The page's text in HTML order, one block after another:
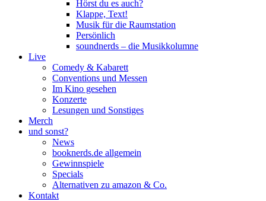
Hörst du es auch?
Klappe, Text!
Musik für die Raumstation
Persönlich
soundnerds – die Musikkolumne
Live
Comedy & Kabarett
Conventions und Messen
Im Kino gesehen
Konzerte
Lesungen und Sonstiges
Merch
und sonst?
News
booknerds.de allgemein
Gewinnspiele
Specials
Alternativen zu amazon & Co.
Kontakt